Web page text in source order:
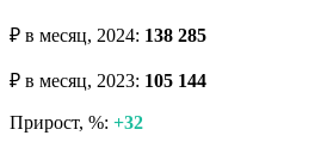
₽ в месяц, 2024: 138 285
₽ в месяц, 2023: 105 144
Прирост, %: +32